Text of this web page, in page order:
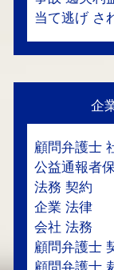
当て逃げ さ
企
顧問弁護士
公益通報者
法務 契約
企業 法律
会社 法務
顧問弁護士